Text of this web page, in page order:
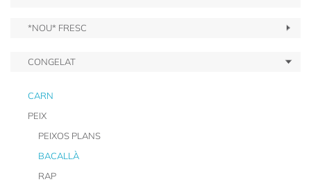
*NOU* FRESC
CONGELAT
CARN
PEIX
PEIXOS PLANS
BACALLÀ
RAP